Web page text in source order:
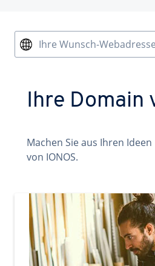
Ihre Wunsch-Webadresse
Ihre Domain
Machen Sie aus Ihren
von IONOS.